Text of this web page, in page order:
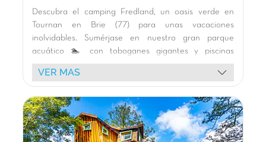
Descubra el camping Fredland, un oasis verde en
Tournan en Brie (77) para unas vacaciones
inolvidables. Sumérjase en nuestro gran parque
acuático 🏊 con toboganes gigantes y piscinas
cubiertas y al aire libre. Los niños adorarán el parque
infantil de madera 🎢, las estructuras hinchables y la
bungalows 🏕️ o de nuestros alojamientos insólitos
como las cabañas sobre pilotes. Nuestros animadores
Capfun le tienen preparados espectáculos y fiestas
VER MAS